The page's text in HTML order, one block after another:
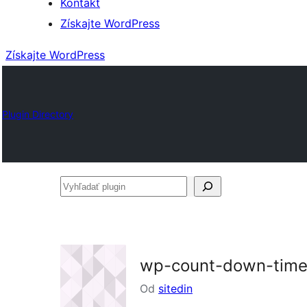
Kontakt
Získajte WordPress
Získajte WordPress
Plugin Directory
Vyhľadať
wp-count-down-
Od sitedin